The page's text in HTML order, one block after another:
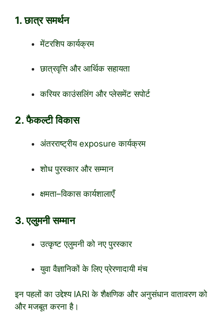
1. छात्र समर्थन
मेंटरशिप कार्यक्रम
छात्रवृत्ति और आर्थिक सहायता
करियर काउंसलिंग और प्लेसमेंट सपोर्ट
2. फैकल्टी विकास
अंतरराष्ट्रीय exposure कार्यक्रम
शोध पुरस्कार और सम्मान
क्षमता–विकास कार्यशालाएँ
3. एलुमनी सम्मान
उत्कृष्ट एलुमनी को नए पुरस्कार
युवा वैज्ञानिकों के लिए प्रेरणादायी मंच
इन पहलों का उद्देश्य IARI के शैक्षणिक और अनुसंधान वातावरण को
और मजबूत करना है।